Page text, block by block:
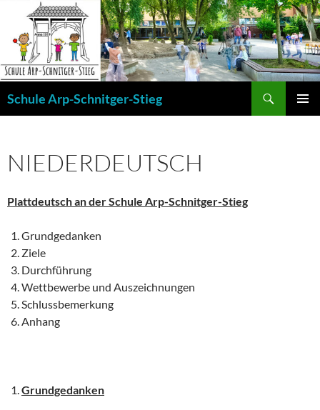
springen
Schule Arp-Schnitger-Stieg
NIEDERDEUTSCH
Plattdeutsch an der Schule Arp-Schnitger-Stieg
Grundgedanken
Ziele
Durchführung
Wettbewerbe und Auszeichnungen
Schlussbemerkung
Anhang
Grundgedanken